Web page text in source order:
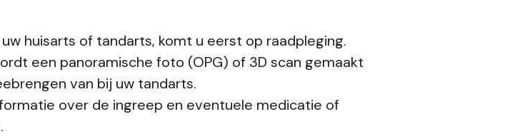
huisarts of tandarts, komt u eerst op raadpleging.
een panoramische foto (OPG) of 3D scan gemaakt
van bij uw tandarts.
over de ingreep en eventuele medicatie of